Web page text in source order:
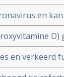
geeft door
en
niet meer
een
op de
en verkeerd
voor bij ca